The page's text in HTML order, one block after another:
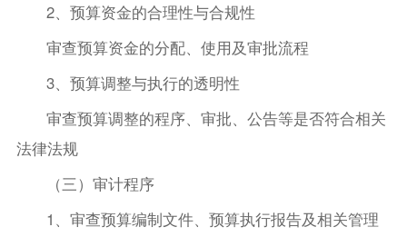
2、预算资金的合理性与合规性
审查预算资金的分配、使用及审批流程
3、预算调整与执行的透明性
审查预算调整的程序、审批、公告等是否符合相关
法律法规
（三）审计程序
1、审查预算编制文件、预算执行报告及相关管理